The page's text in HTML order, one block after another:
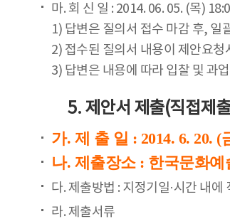
마. 회 신 일 : 2014. 06. 05. (목)
1) 답변은 질의서 접수 마감 후, 일
2) 접수된 질의서 내용이 제안요
3) 답변은 내용에 따라 입찰 및 과
5. 제안서 제출(직접제
가. 제 출 일 : 2014. 6. 20. (
나. 제출장소 : 한국문화
다. 제출방법 : 지정기일·시간 내
라. 제출서류